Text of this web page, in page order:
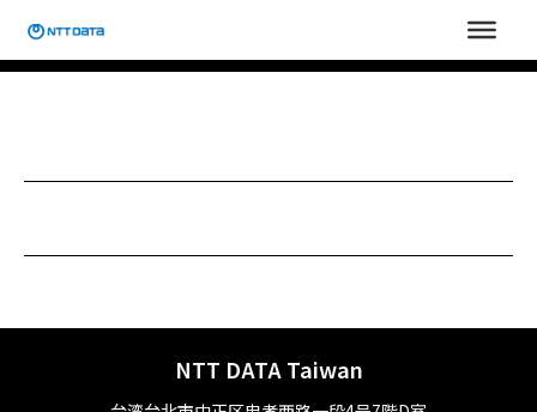
を
NTT DATA Taiwan